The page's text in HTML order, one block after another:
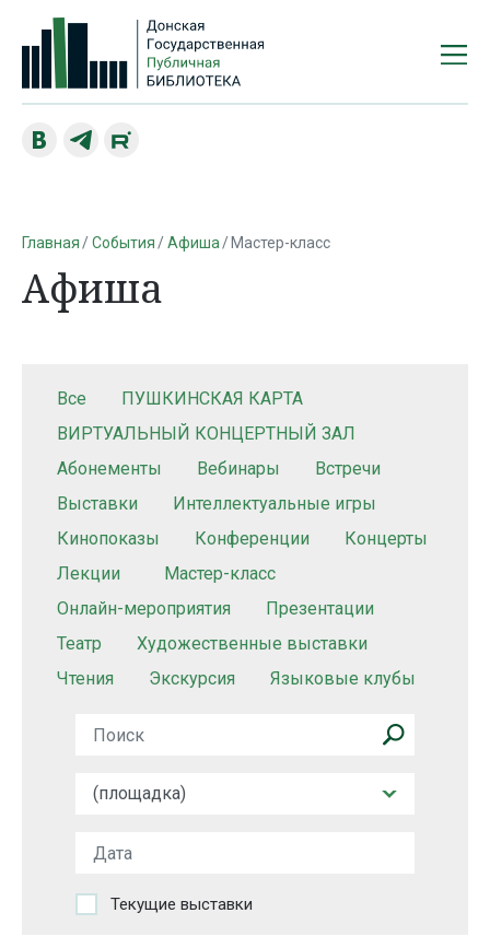
Главная События Афиша Мастер-класс
Афиша
Все
ПУШКИНСКАЯ КАРТА
ВИРТУАЛЬНЫЙ КОНЦЕРТНЫЙ ЗАЛ
Абонементы
Вебинары
Встречи
Выставки
Интеллектуальные игры
Кинопоказы
Конференции
Концерты
Лекции
Мастер-класс
Онлайн-мероприятия
Презентации
Театр
Художественные выставки
Чтения
Экскурсия Языковые клубы
Текущие выставки